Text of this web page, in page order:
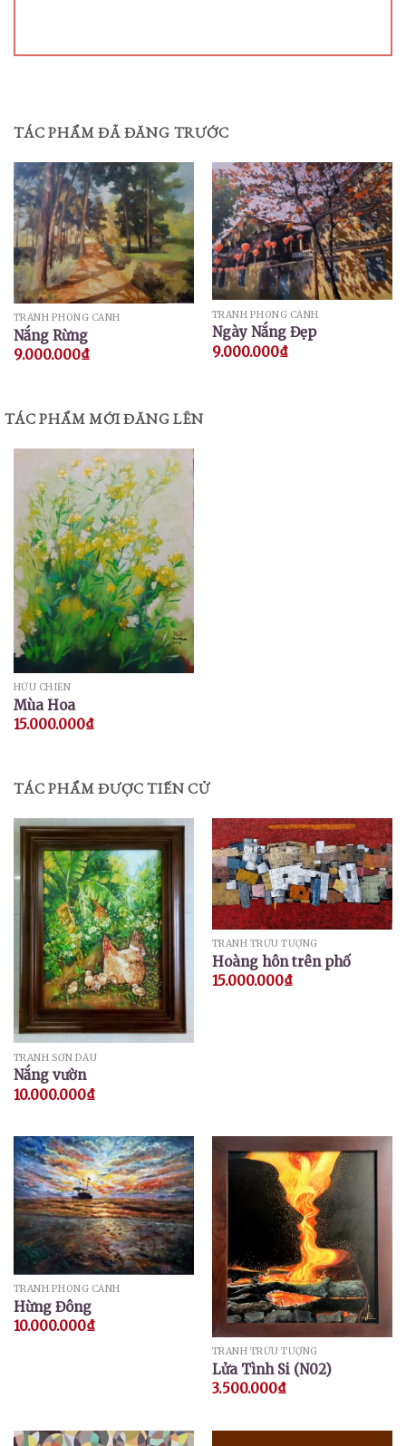
TÁC PHẨM ĐÃ ĐĂNG TRƯỚC
TRANH PHONG CẢNH
Nắng Rừng
9.000.000₫
TRANH PHONG CẢNH
Ngày Nắng Đẹp
9.000.000₫
TÁC PHẨM MỚI ĐĂNG LÊN
HỮU CHIẾN
Mùa Hoa
15.000.000₫
TÁC PHẨM ĐƯỢC TIẾN CỬ
TRANH SƠN DẦU
Nắng vườn
10.000.000₫
TRANH TRỪU TƯỢNG
Hoàng hôn trên phố
15.000.000₫
TRANH PHONG CẢNH
Hừng Đông
10.000.000₫
TRANH TRỪU TƯỢNG
Lửa Tình Si (N02)
3.500.000₫